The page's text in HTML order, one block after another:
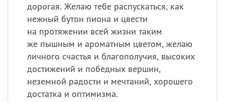
дорогая. Желаю тебе распускаться, как
нежный бутон пиона и цвести
на протяжении всей жизни таким
же пышным и ароматным цветом, желаю
личного счастья и благополучия, высоких
достижений и победных вершин,
неземной радости и мечтаний, хорошего
достатка и оптимизма.